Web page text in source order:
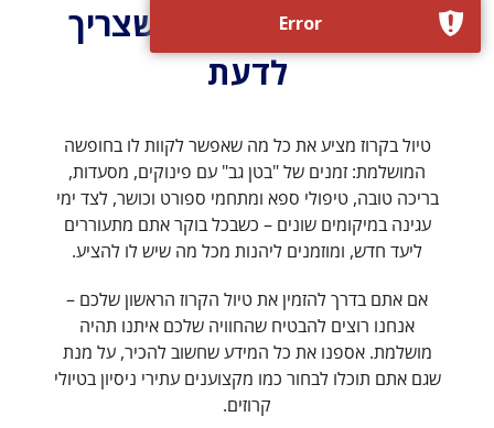
על הסיפון
למתחילים – כל מה שצריך
לדעת
טיול בקרוז מציע את כל מה שאפשר לקוות לו בחופשה
המושלמת: זמנים של "בטן גב" עם פינוקים, מסעדות,
בריכה טובה, טיפולי ספא ומתחמי ספורט וכושר, לצד ימי
עגינה במיקומים שונים – כשבכל בוקר אתם מתעוררים
ליעד חדש, ומוזמנים ליהנות מכל מה שיש לו להציע.
אם אתם בדרך להזמין את טיול הקרוז הראשון שלכם –
אנחנו רוצים להבטיח שהחוויה שלכם איתנו תהיה
מושלמת. אספנו את כל המידע שחשוב להכיר, על מנת
שגם אתם תוכלו לבחור כמו מקצוענים עתירי ניסיון בטיולי
קרוזים.